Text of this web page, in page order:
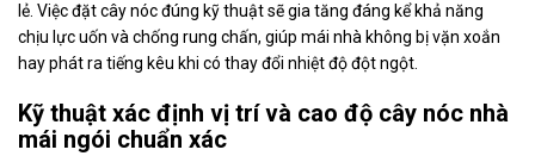
lẻ. Việc đặt cây nóc đúng kỹ thuật sẽ gia tăng đáng kể khả năng
chịu lực uốn và chống rung chấn, giúp mái nhà không bị vặn xoắn
hay phát ra tiếng kêu khi có thay đổi nhiệt độ đột ngột.
Kỹ thuật xác định vị trí và cao độ cây nóc nhà
mái ngói chuẩn xác